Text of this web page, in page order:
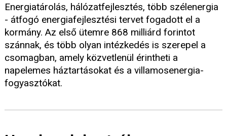
Energiatárolás, hálózatfejlesztés, több szélenergia
- átfogó energiafejlesztési tervet fogadott el a
kormány. Az első ütemre 868 milliárd forintot
szánnak, és több olyan intézkedés is szerepel a
csomagban, amely közvetlenül érintheti a
napelemes háztartásokat és a villamosenergia-
fogyasztókat.